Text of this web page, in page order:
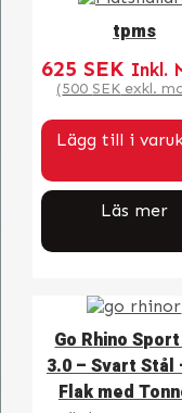
tpms
625 SEK Inkl.
(500 SEK exkl.
Lägg till i
Läs mer
Go Rhino
3.0 – Svart Stål
Flak med